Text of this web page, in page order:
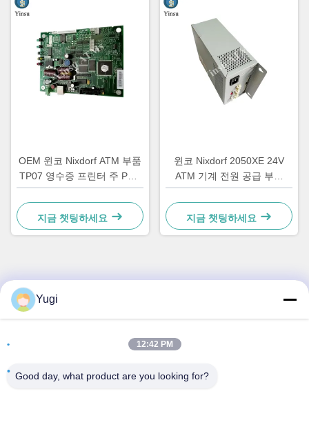
OEM 윈코 Nixdorf ATM 부품
TP07 영수증 프린터 주 PCB
컨트롤러 보드 01750063547
지금 챗팅하세요
윈코 Nixdorf 2050XE 24V
ATM 기계 전원 공급 부품
01750069162 1750069162
지금 챗팅하세요
빠른 연락
방 502, 빌딩 5, 퀴데 부동산 공원, 2-1번지, 싱예 동로,
중국
Yugi
12:42 PM
Good day, what product are you looking for?